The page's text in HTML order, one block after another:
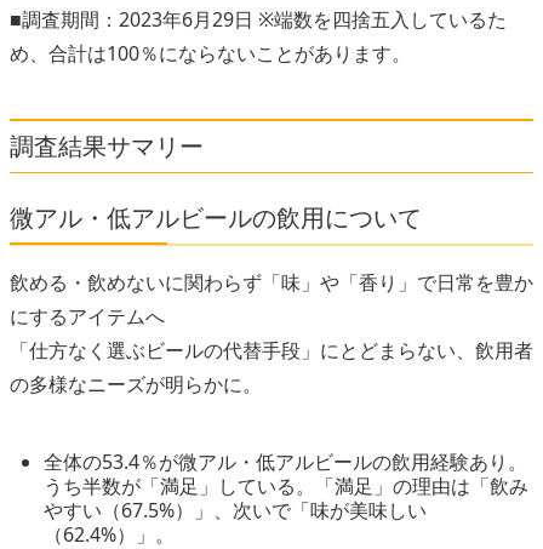
■調査期間：2023年6月29日 ※端数を四捨五入しているた
め、合計は100％にならないことがあります。
調査結果サマリー
微アル・低アルビールの飲用について
飲める・飲めないに関わらず「味」や「香り」で日常を豊か
にするアイテムへ
「仕方なく選ぶビールの代替手段」にとどまらない、飲用者
の多様なニーズが明らかに。
全体の53.4％が微アル・低アルビールの飲用経験あり。
うち半数が「満足」している。「満足」の理由は「飲み
やすい（67.5%）」、次いで「味が美味しい
（62.4%）」。